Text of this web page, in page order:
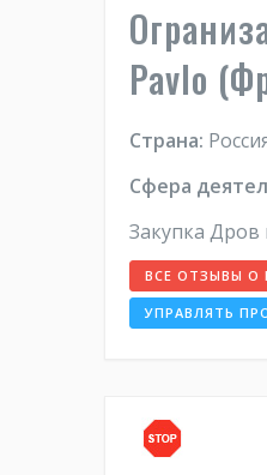
Pavlo
Страна:
Сфера
Закупка Дров
ВСЕ ОТЗЫВЫ О
УПРАВЛЯТЬ